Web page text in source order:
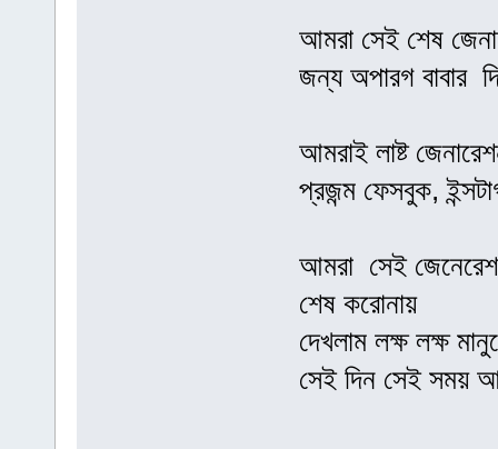
আমরা সেই শেষ
জন্য অপারগ বাবার
আমরাই লাষ্ট
প্রজন্ম ফেসবুক,
আমরা সেই
শেষ করোনায়
দেখলাম লক্ষ লক্ষ
সেই দিন সেই